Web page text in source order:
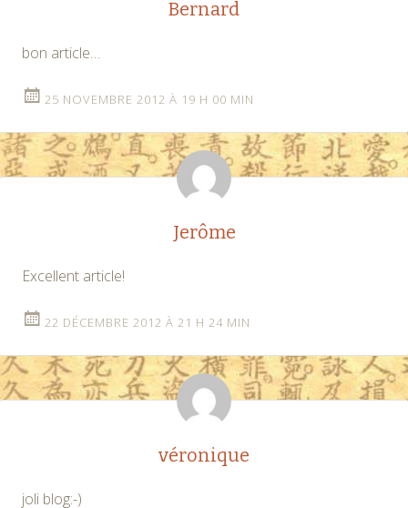
Bernard
bon article…
25 NOVEMBRE 2012 À 19 H 00 MIN
Jerôme
Excellent article!
22 DÉCEMBRE 2012 À 21 H 24 MIN
véronique
joli blog:-)